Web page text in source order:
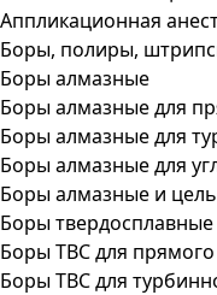
Аппликационная
Боры, полиры,
Боры алмазные
Боры алмазные для
Боры алмазные для
Боры алмазные для
Боры алмазные и
Боры твердосплавные
Боры ТВС для
Боры ТВС для